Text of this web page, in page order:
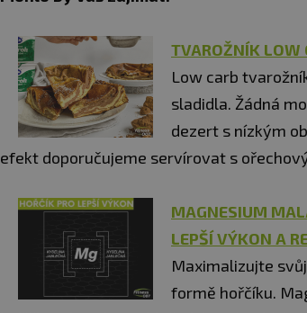
TVAROŽNÍK LOW
Low carb
sladidla. Žádná
dezert s nízkým
efekt doporučujeme servírovat s
MAGNESIUM
LEPŠÍ VÝKON A
Maximalizujte
formě hořčíku.